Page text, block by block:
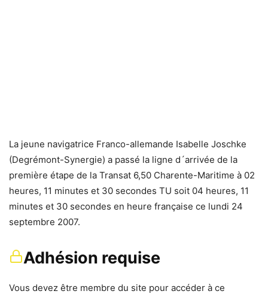
La jeune navigatrice Franco-allemande Isabelle Joschke
(Degrémont-Synergie) a passé la ligne d´arrivée de la
première étape de la Transat 6,50 Charente-Maritime à 02
heures, 11 minutes et 30 secondes TU soit 04 heures, 11
minutes et 30 secondes en heure française ce lundi 24
septembre 2007.
Adhésion requise
Vous devez être membre du site pour accéder à ce